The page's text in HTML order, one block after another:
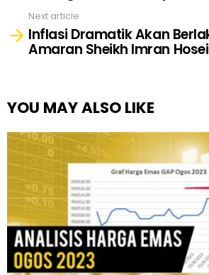
Next article
Inflasi Dramatik Akan
Amaran Sheikh Imran
YOU MAY ALSO LIKE